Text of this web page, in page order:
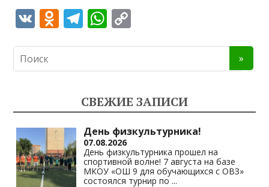
V O
o
as
s
ni
ki
T
gr
a
m
W
s
A
p
p
y
Li
n
k
СВЕЖИЕ ЗАПИСИ
День физкультурника!
07.08.2026
День физкультурника прошел на
спортивной волне! 7 августа на базе
МКОУ «ОШ 9 для обучающихся с ОВЗ»
состоялся турнир по ...